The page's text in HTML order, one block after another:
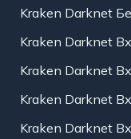
Kraken Darknet
Kraken Darknet
Kraken Darknet
Kraken Darknet
Kraken Darknet